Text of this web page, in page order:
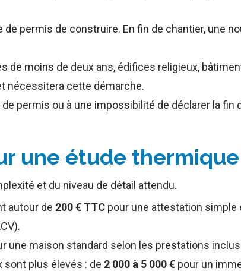
permis de construire. En fin de chantier, une
de moins de deux ans, édifices religieux,
nécessitera cette démarche.
permis ou à une impossibilité de déclarer la fin
une étude thermique
et du niveau de détail attendu.
autour de 200 € TTC pour une attestation simple
une maison standard selon les prestations
plus élevés : de 2 000 à 5 000 € pour un